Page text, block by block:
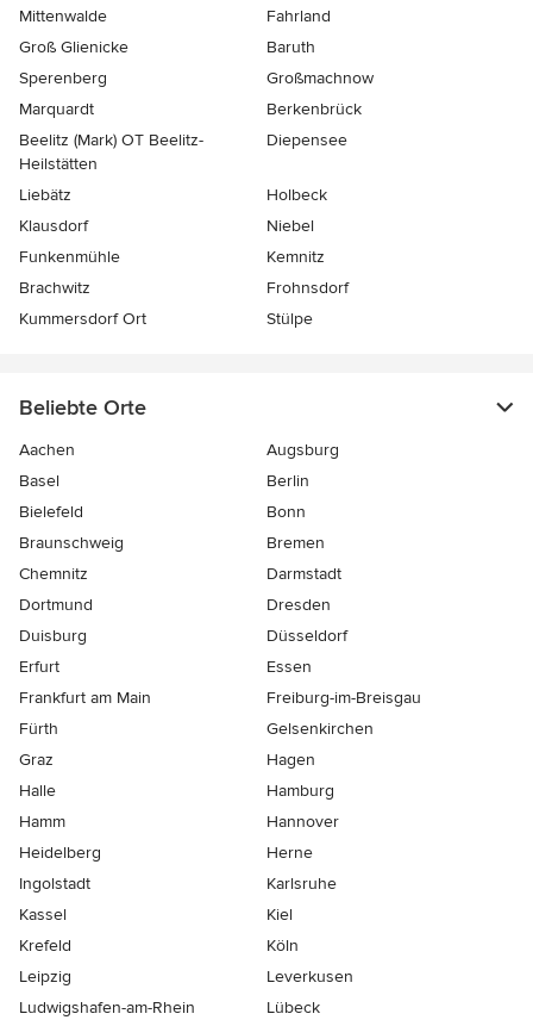
Mittenwalde
Fahrland
Groß Glienicke
Baruth
Sperenberg
Großmachnow
Marquardt
Berkenbrück
Beelitz (Mark) OT Beelitz-
Heilstätten
Diepensee
Liebätz
Holbeck
Klausdorf
Niebel
Funkenmühle
Kemnitz
Brachwitz
Frohnsdorf
Kummersdorf Ort
Stülpe
Beliebte Orte
Aachen
Augsburg
Basel
Berlin
Bielefeld
Bonn
Braunschweig
Bremen
Chemnitz
Darmstadt
Dortmund
Dresden
Duisburg
Düsseldorf
Erfurt
Essen
Frankfurt am Main
Freiburg-im-Breisgau
Fürth
Gelsenkirchen
Graz
Hagen
Halle
Hamburg
Hamm
Hannover
Heidelberg
Herne
Ingolstadt
Karlsruhe
Kassel
Kiel
Krefeld
Köln
Leipzig
Leverkusen
Ludwigshafen-am-Rhein
Lübeck